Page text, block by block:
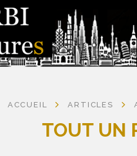
TOUT UN
ACCUEIL ARTICLES